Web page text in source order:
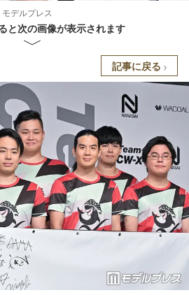
デルプレス
と次の画像が表示されます
記事に戻る